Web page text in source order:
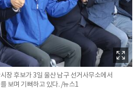
장 후보가 3일 울산 남구 선거사무소에서
보며 기뻐하고 있다. /뉴스1